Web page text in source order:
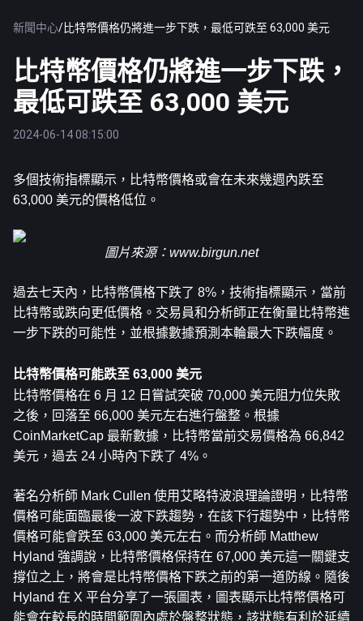
新聞中心/比特幣價格仍將進一步下跌，最低可跌至 63,000 美元
比特幣價格仍將進一步下跌，
最低可跌至 63,000 美元
2024-06-14 08:15:00
多個技術指標顯示， 比特幣價格或會在未來幾週內跌至
63,000 美元的價格低位。
圖片來源： www.birgun.net
過去七天內，比特幣價格下跌了 8%，技術指標顯示，當前
比特幣或跌向更低價格。交易員和分析師正在衡量比特幣進
一步下跌的可能性，並根據數據預測本輪最大下跌幅度。
比特幣價格可能跌至 63,000 美元
比特幣價格在 6 月 12 日嘗試突破 70,000 美元阻力位失敗
之後，回落至 66,000 美元左右進行盤整。根據
CoinMarketCap 最新數據，比特幣當前交易價格為 66,842
美元，過去 24 小時內下跌了 4%。
著名分析師 Mark Cullen 使用艾略特波浪理論證明，比特幣
價格可能面臨最後一波下跌趨勢，在該下行趨勢中，比特幣
價格可能會跌至 63,000 美元左右。而分析師 Matthew
Hyland 強調說，比特幣價格保持在 67,000 美元這一關鍵支
撐位之上，將會是比特幣價格下跌之前的第一道防線。隨後
Hyland 在 X 平台分享了一張圖表，圖表顯示比特幣價格可
能會在較長的時間範圍內處於盤整狀態，該狀態有利於延續